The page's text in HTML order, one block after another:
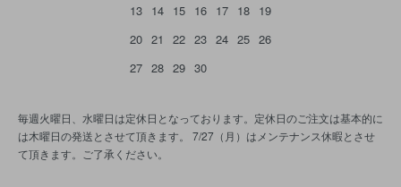
13 14 15 16 17 18 19
20 21 22 23 24 25 26
27 28 29 30
毎週火曜日、水曜日は定休日となっております。定休日のご注文は基本的に
は木曜日の発送とさせて頂きます。 7/27（月）はメンテナンス休暇とさせ
て頂きます。ご了承ください。